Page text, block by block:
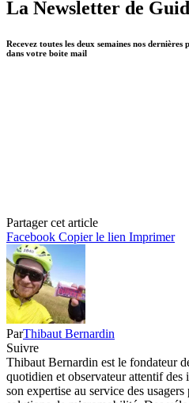
La Newsletter de
Recevez toutes les deux semaines nos
dans votre boite mail
Partager cet article
Facebook Copier le lien Imprimer
ParThibaut Bernardin
Suivre
Thibaut Bernardin est le fondateur
quotidien et observateur attentif des
son expertise au service des